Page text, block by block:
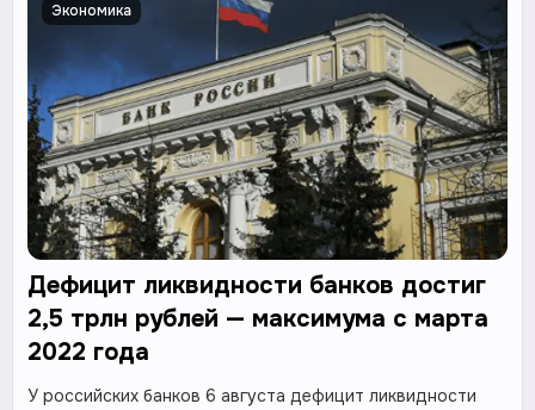
Экономика
Дефицит ликвидности банков достиг
2,5 трлн рублей — максимума с марта
2022 года
У российских банков 6 августа дефицит ликвидности